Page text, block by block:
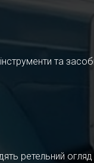
та
ретельний